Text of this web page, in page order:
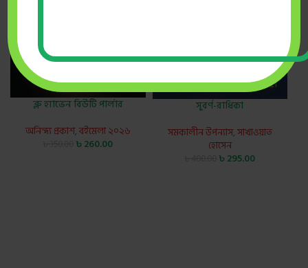
ব্লু হ্যাভেন বিউটি পার্লার
অনিন্দ্য প্রকাশ,বইমেলা ২০২৬
৳260.00
সুবর্ণ-রাধিকা
সমকালীন উপন্যাস,সাখাওয়াত
হোসেন
৳295.00